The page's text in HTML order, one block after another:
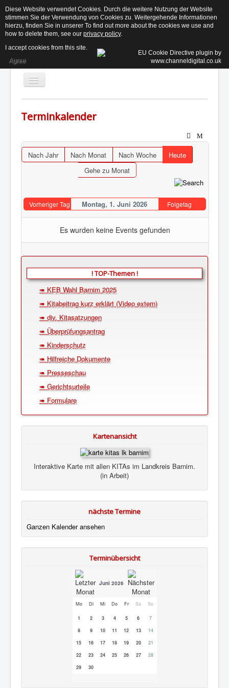
Toggle
Navigation
Aktuelles
Der Beirat ↓
Informationen ↓
Kontakt
Login
Suchen...
Terminkalender
Nach Jahr Nach Monat Nach Woche
Heute
Gehe zu Monat
Vorheriger Tag Montag, 1. Juni 2026 Folgetag
Es wurden keine Events gefunden
! TOP-Themen !
➠ KEB Wahl Barnim 2025
➠ Kitabeitrag kurz erklärt (Video extern)
➠ div. Kitasatzungen
➠ Überprüfungsantrag
➠ Kinderschutz
➠ Hilfreiche Dokumente
➠ Presseschau
➠ Gerichtsurteile
➠ Formulare
Kartenansicht
Interaktive Karte mit allen KITAs im Landkreis Barnim.
(in Arbeit)
nächste Termine
Ganzen Kalender ansehen
Terminübersicht
Juni 2026
Mo Di Mi Do Fr Sa So
1 2 3 4 5 6
7
8
9 10 11 12 13
14
15
16 17 18 19 20
21
22
23 24 25 26 27
28
29
30
Diese Website verwendet Cookies. Durch die weitere Nutzung der Website
stimmen Sie der Verwendung von Cookies zu. Weitergehende Informationen
hierzu, finden Sie in unserer To find out more about the cookies we use and
how to delete them, see our privacy policy.
I accept cookies from this site.
Agree